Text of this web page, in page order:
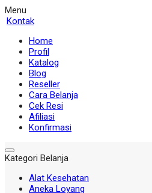
Menu
Kontak
Home
Profil
Katalog
Blog
Reseller
Cara Belanja
Cek Resi
Afiliasi
Konfirmasi
Kategori Belanja
Alat Kesehatan
Aneka Loyang